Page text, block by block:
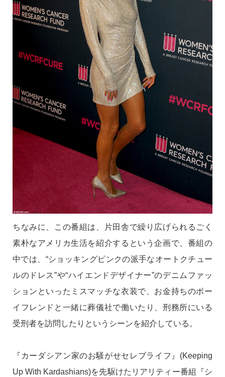
ちなみに、この番組は、片田舎で繰り広げられるごく
素朴なアメリカ生活を紹介するという企画で、番組の
中では、“ショッキングピンクの派手なオートクチュー
ルのドレス”や“ハイエンドデザイナー”のデニムファッ
ションといったミスマッチな衣装で、お金持ちのボー
イフレンドと一緒に葬儀社で働いたり、刑務所にいる
受刑者を訪問したりというシーンを紹介している。
『カーダシアン家のお騒がせセレブライフ』(Keeping
Up With Kardashians)を先駆けたリアリティー番組『シ